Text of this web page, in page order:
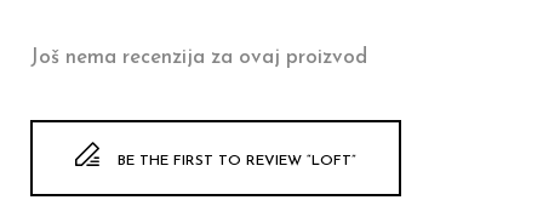
Još nema recenzija za ovaj proizvod
BE THE FIRST TO REVIEW “LOFT”